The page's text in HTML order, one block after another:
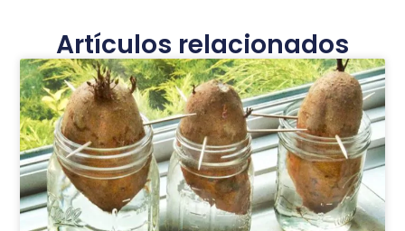
Artículos relacionados